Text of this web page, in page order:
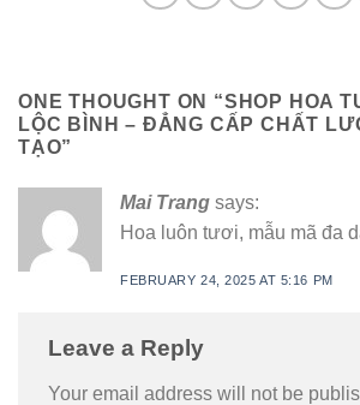
ONE THOUGHT ON “SHOP HOA
LỘC BÌNH – ĐẲNG CẤP CHẤT
TẠO”
Mai Trang says:
Hoa luôn tươi, mẫu mã đa
FEBRUARY 24, 2025 AT 5:16 PM
Leave a Reply
Your email address will not be